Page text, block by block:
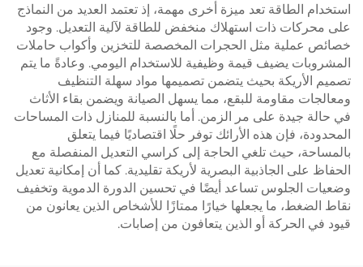
استخدام الطاقة تعد ميزة أخرى مهمة، إذ تعتمد العديد من النماذج
على محركات ذات استهلاك منخفض للطاقة لآلية التعديل. وجود
خصائص عملية مثل الحجرات المخصصة للتخزين وأكواب حاملات
المشروبات يضيف قيمة وظيفية للاستخدام اليومي. وعادةً ما يتم
تصميم الأريكة بحيث يتضمن تصميمها مواد سهلة التنظيف
ومعالجات مقاومة للبقع، مما يسهل الصيانة ويضمن بقاء الأثاث
في حالة جيدة على مر الزمن. أما بالنسبة للمنازل ذات المساحات
المحدودة، فإن هذه الأرائك توفر حلًا اقتصاديًا فيما يتعلق
بالمساحة، حيث تلغي الحاجة إلى كراسي التعديل المنفصلة مع
الحفاظ على الجاذبية البصرية لأريكة تقليدية. كما أن إمكانية تعديل
وضعيات الجلوس تساعد أيضًا في تحسين الدورة الدموية وتخفيف
نقاط الضغط، ما يجعلها خيارًا ممتازًا للأشخاص الذين يعانون من
قيود في الحركة أو الذين يتعافون من إصابات.